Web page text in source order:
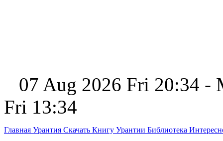
07 Aug 2026 Fri 20:34 -
Fri 13:34
Главная Урантия Скачать Книгу Урантии Библиотека